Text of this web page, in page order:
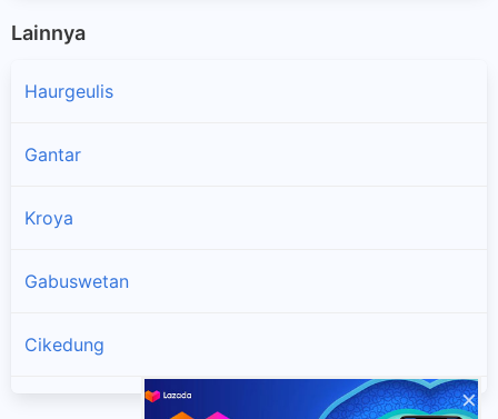
Lainnya
Haurgeulis
Gantar
Kroya
Gabuswetan
Cikedung
×